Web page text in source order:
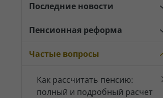
Последние новости
Пенсионная реформа
Частые вопросы
Как рассчитать пенсию:
полный и подробный расчет